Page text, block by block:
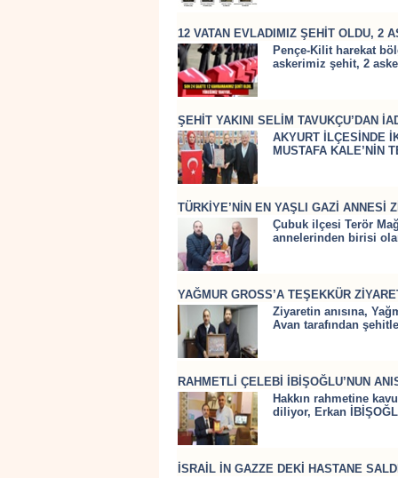
12 VATAN EVLADIMIZ ŞEHİT OLDU, 2
Pençe-Kilit harekat
askerimiz şehit, 2
ŞEHİT YAKINI SELİM TAVUKÇU’DAN
AKYURT İLÇESİNDE
MUSTAFA KALE’NİN
TÜRKİYE’NİN EN YAŞLI GAZİ ANNESİ
Çubuk ilçesi Terör
annelerinden birisi
YAĞMUR GROSS’A TEŞEKKÜR
Ziyaretin anısına,
Avan tarafından
RAHMETLİ ÇELEBİ İBİŞOĞLU’NUN
Hakkın rahmetine
diliyor, Erkan
İSRAİL İN GAZZE DEKİ HASTANE